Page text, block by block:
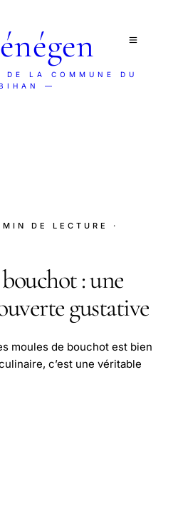
LA COMMUNE DU
—
DE LECTURE
·
: une
gustative
moules de bouchot est bien
c’est une véritable